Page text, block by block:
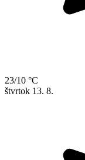
23/10 °C
štvrtok 13. 8.